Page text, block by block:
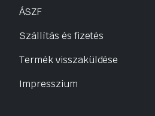
ÁSZF
Szállítás és fizetés
Termék visszaküldése
Impresszium